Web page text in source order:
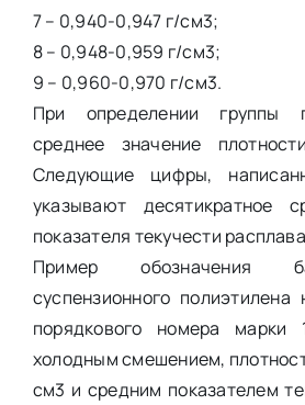
7 – 0,940-0,947 г/см3;
8 – 0,948-0,959 г/см3;
9 – 0,960-0,970 г/см3.
При определении группы
среднее значение
Следующие цифры,
указывают десятикратное
показателя текучести
Пример обозначения
суспензионного полиэтилена
порядкового номера марки
холодным смешением,
см3 и средним показателем